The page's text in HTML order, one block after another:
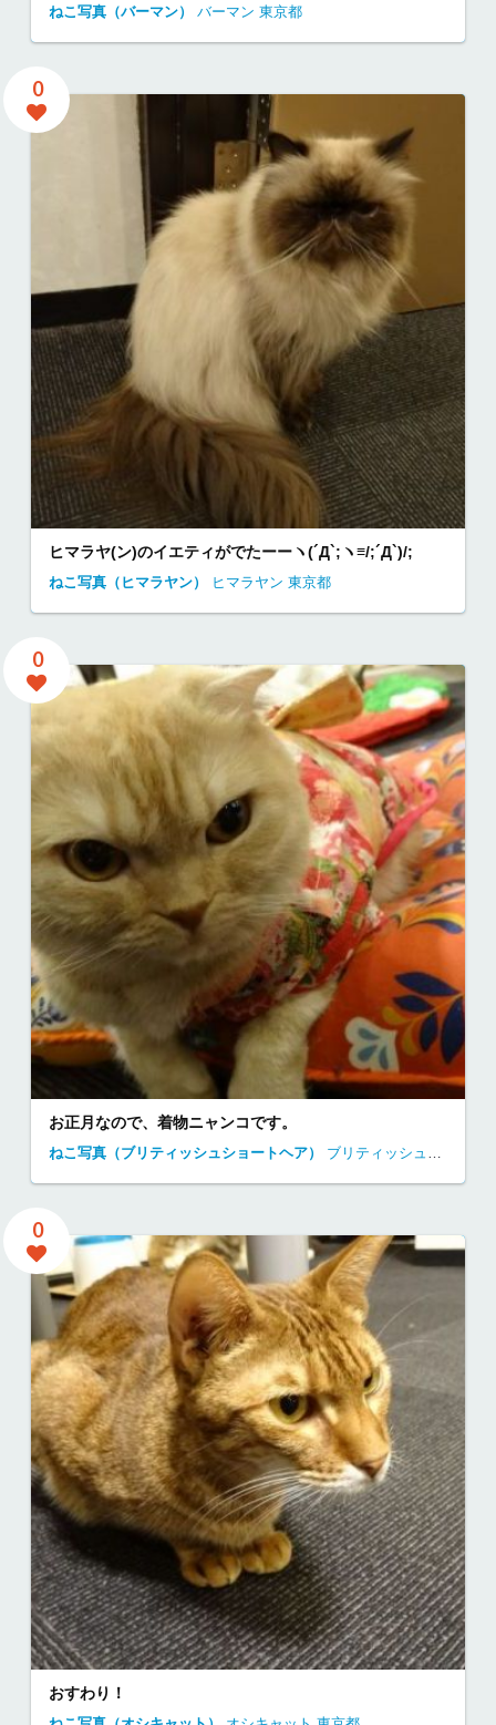
ねこ写真（バーマン） バーマン 東京都
0
ヒマラヤ(ン)のイエティがでたーーヽ(´Д`;ヽ≡/;´Д`)/;
ねこ写真（ヒマラヤン） ヒマラヤン 東京都
0
お正月なので、着物ニャンコです。
ねこ写真（ブリティッシュショートヘア） ブリティッシュ・ショートヘアー
0
おすわり！